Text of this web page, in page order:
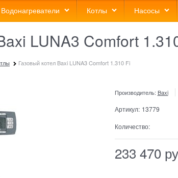
Водонагреватели Котлы Насосы
LUNA3 Comfort
Газовый котел Baxi LUNA3 Comfort 1.310 Fi
Производитель: Baxi
Артикул: 13779
Количество:
233 470